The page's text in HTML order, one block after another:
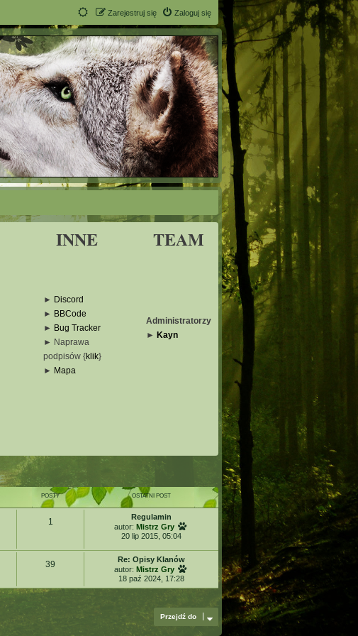
Zaloguj się
Zarejestruj się
INNE TEAM
► Discord
► BBCode
► Bug Tracker
► Naprawa
podpisów {klik}
► Mapa
Administratorzy
► Kayn
POSTY OSTATNI POST
1
Regulamin
autor:Mistrz Gry
w
l
a
j
n
20 lip 2015, 05:04
39
Re: Opisy Klanów
autor:Mistrz Gry
ś
e
18 paź 2024, 17:28
Przejdź do